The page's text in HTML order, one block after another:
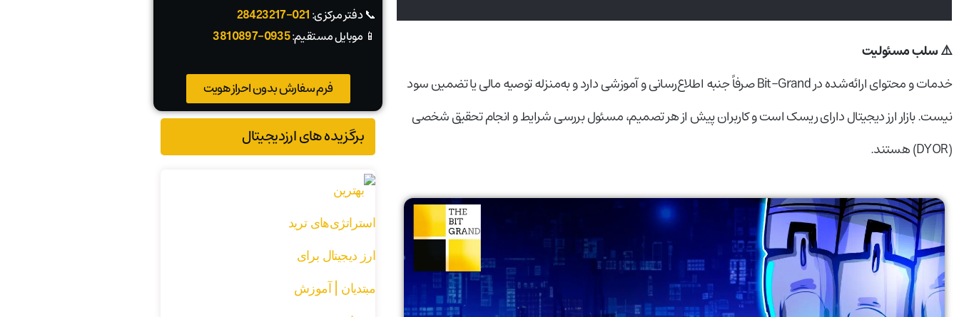
⚠️ سلب مسئولیت
خدمات و محتوای ارائه‌شده در Bit-Grand صرفاً جنبه اطلاع‌رسانی و آموزشی دارد و به‌منزله توصیه مالی یا تضمین سود
نیست. بازار ارز دیجیتال دارای ریسک است و کاربران پیش از هر تصمیم، مسئول بررسی شرایط و انجام تحقیق شخصی
(DYOR) هستند.
📞 دفتر مرکزی:021-28423217
📱 موبایل مستقیم:0935-3810897
فرم سفارش بدون احراز هویت
برگزیده های ارزدیجیتال